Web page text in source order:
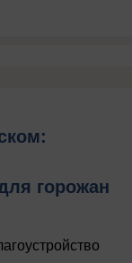
горожан